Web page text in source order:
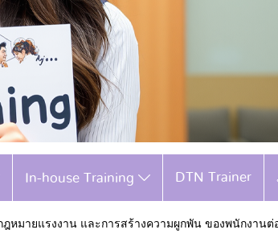
In-house Training DTN Trainer
หมายแรงงาน และการสร้างความผูกพัน ของพนักงานต่